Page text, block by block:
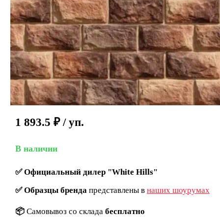
1 893.5 ₽ / уп.
В наличии
✅Официальный дилер "White Hills"
✅Образцы брендапредставлены в наших шоурумах
📦 Самовывоз со склада бесплатно